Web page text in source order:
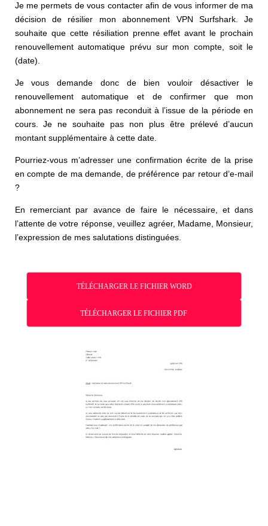
Je me permets de vous contacter afin de vous informer de ma
décision de résilier mon abonnement VPN Surfshark. Je
souhaite que cette résiliation prenne effet avant le prochain
renouvellement automatique prévu sur mon compte, soit le
(date).
Je vous demande donc de bien vouloir désactiver le
renouvellement automatique et de confirmer que mon
abonnement ne sera pas reconduit à l’issue de la période en
cours. Je ne souhaite pas non plus être prélevé d’aucun
montant supplémentaire à cette date.
Pourriez-vous m’adresser une confirmation écrite de la prise
en compte de ma demande, de préférence par retour d’e-mail
?
En remerciant par avance de faire le nécessaire, et dans
l’attente de votre réponse, veuillez agréer, Madame, Monsieur,
l’expression de mes salutations distinguées.
TÉLÉCHARGER LE FICHIER WORD
TÉLÉCHARGER LE FICHIER PDF